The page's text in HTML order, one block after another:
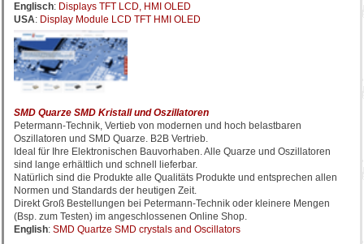
Englisch: Displays TFT LCD, HMI OLED
USA: Display Module LCD TFT HMI OLED
SMD Quarze SMD Kristall und Oszillatoren
Petermann-Technik, Vertieb von modernen und hoch belastbaren
Oszillatoren und SMD Quarze. B2B Vertrieb.
Ideal für Ihre Elektronischen Bauvorhaben. Alle Quarze und Oszillatoren
sind lange erhältlich und schnell lieferbar.
Natürlich sind die Produkte alle Qualitäts Produkte und entsprechen allen
Normen und Standards der heutigen Zeit.
Direkt Groß Bestellungen bei Petermann-Technik oder kleinere Mengen
(Bsp. zum Testen) im angeschlossenen Online Shop.
English: SMD Quartze SMD crystals and Oscillators